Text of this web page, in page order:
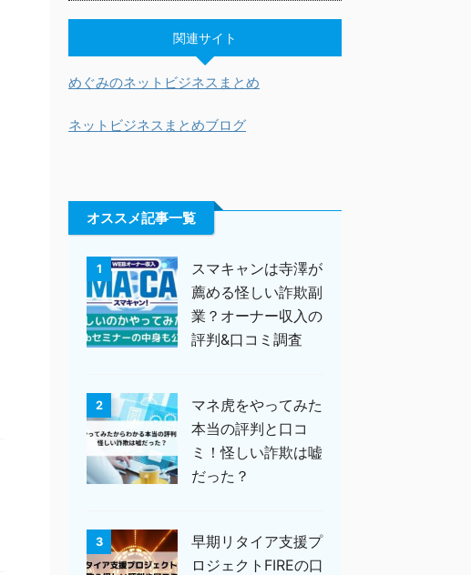
関連サイト
めぐみのネットビジネスまとめ
ネットビジネスまとめブログ
オススメ記事一覧
1
スマキャンは寺澤が
薦める怪しい詐欺副
業？オーナー収入の
評判&口コミ調査
2
マネ虎をやってみた
本当の評判と口コ
ミ！怪しい詐欺は嘘
だった？
3
早期リタイア支援プ
ロジェクトFIREの口